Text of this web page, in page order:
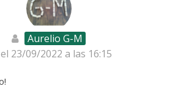
Aurelio G-M
el 23/09/2022 a las 16:15